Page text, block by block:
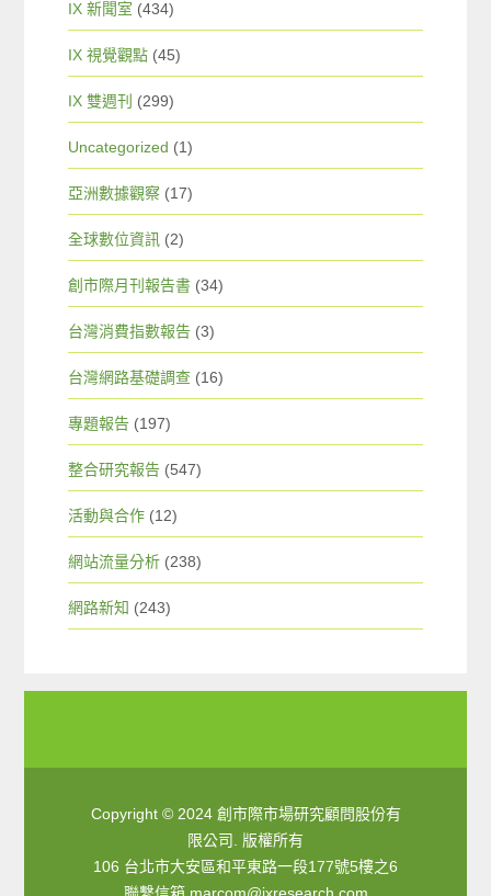
IX 新聞室 (434)
IX 視覺觀點 (45)
IX 雙週刊 (299)
Uncategorized (1)
亞洲數據觀察 (17)
全球數位資訊 (2)
創市際月刊報告書 (34)
台灣消費指數報告 (3)
台灣網路基礎調查 (16)
專題報告 (197)
整合研究報告 (547)
活動與合作 (12)
網站流量分析 (238)
網路新知 (243)
Copyright © 2024 創市際市場研究顧問股份有
限公司. 版權所有
106 台北市大安區和平東路一段177號5樓之6